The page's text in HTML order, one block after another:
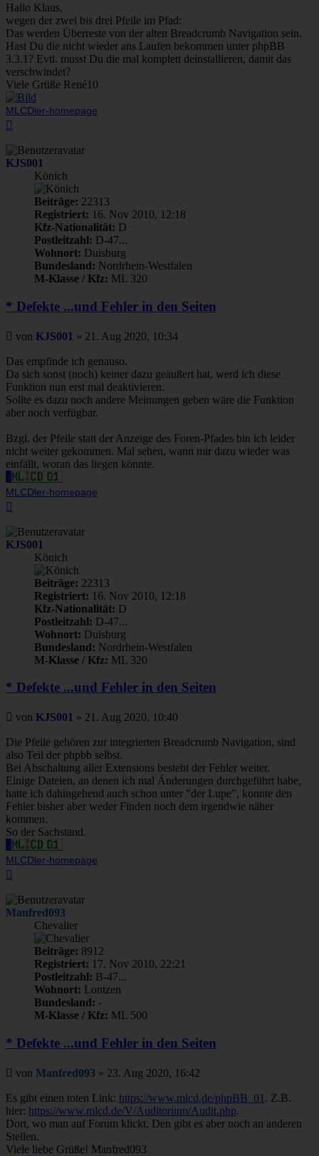
Hallo Klaus,
wegen der zwei bis drei Pfeile im Pfad:
Das werden Überreste von der alten Breadcrumb Navigation sein.
Hast Du die nicht wieder ans Laufen bekommen unter phpBB
3.3.1? Evtl. musst Du die mal komplett deinstallieren, damit das
verschwindet?
Viele Grüße René10
MLCDler-homepage
KJS001
Könich
Beiträge: 22313
Registriert: 16. Nov 2010, 12:18
Kfz-Nationalität: D
Postleitzahl: D-47...
Wohnort: Duisburg
Bundesland: Nordrhein-Westfalen
M-Klasse / Kfz: ML 320
* Defekte ...und Fehler in den Seiten
Beitrag
von KJS001 » 21. Aug 2020, 10:34
Das empfinde ich genauso.
Da sich sonst (noch) keiner dazu geäußert hat, werd ich diese
Funktion nun erst mal deaktivieren.
Sollte es dazu noch andere Meinungen geben wäre die Funktion
aber noch verfügbar.
Bzgl. der Pfeile statt der Anzeige des Foren-Pfades bin ich leider
nicht weiter gekommen. Mal sehen, wann mir dazu wieder was
einfällt, woran das liegen könnte.
MLCDler-homepage
KJS001
Könich
Beiträge: 22313
Registriert: 16. Nov 2010, 12:18
Kfz-Nationalität: D
Postleitzahl: D-47...
Wohnort: Duisburg
Bundesland: Nordrhein-Westfalen
M-Klasse / Kfz: ML 320
* Defekte ...und Fehler in den Seiten
Beitrag
von KJS001 » 21. Aug 2020, 10:40
Die Pfeile gehören zur integrierten Breadcrumb Navigation, sind
also Teil der phpbb selbst.
Bei Abschaltung aller Extensions besteht der Fehler weiter.
Einige Dateien, an denen ich mal Änderungen durchgeführt habe,
hatte ich dahingehend auch schon unter "der Lupe", konnte den
Fehler bisher aber weder Finden noch dem irgendwie näher
kommen.
So der Sachstand.
MLCDler-homepage
Manfred093
Chevalier
Beiträge: 8912
Registriert: 17. Nov 2010, 22:21
Postleitzahl: B-47...
Wohnort: Lontzen
Bundesland: -
M-Klasse / Kfz: ML 500
* Defekte ...und Fehler in den Seiten
Beitrag
von Manfred093 » 23. Aug 2020, 16:42
Es gibt einen toten Link: https://www.mlcd.de/phpBB_01 . Z.B.
hier: https://www.mlcd.de/V/Auditorium/Audit.php.
Dort, wo man auf Forum klickt. Den gibt es aber noch an anderen
Stellen.
Viele liebe Grüße! Manfred093